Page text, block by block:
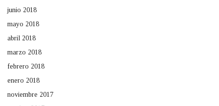
junio 2018
mayo 2018
abril 2018
marzo 2018
febrero 2018
enero 2018
noviembre 2017